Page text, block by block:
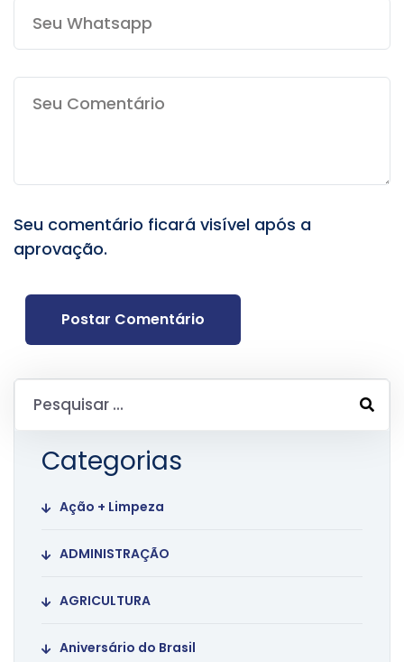
Seu comentário ficará visível após a
aprovação.
Postar Comentário
Categorias
Ação + Limpeza
ADMINISTRAÇÃO
AGRICULTURA
Aniversário do Brasil